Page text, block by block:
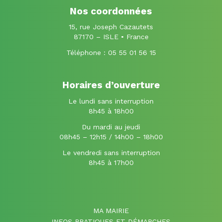
FacebookInstagram
Nos coordonnées
15, rue Joseph Cazautets
87170 – ISLE • France
Téléphone : 05 55 01 56 15
Horaires d’ouverture
Le lundi sans interruption
8h45 à 18h00
Du mardi au jeudi
08h45 – 12h15 / 14h00 – 18h00
Le vendredi sans interruption
8h45 à 17h00
MA MAIRIE